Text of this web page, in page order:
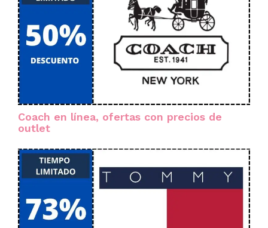
Coach en línea, ofertas con precios de
outlet